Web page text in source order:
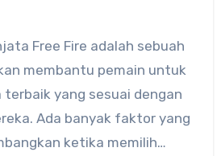
Free Fire adalah sebuah
membantu pemain untuk
yang sesuai dengan
Ada banyak faktor yang
ketika memilih…